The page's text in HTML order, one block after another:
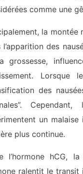
comme une
la montée
l’apparition des
grossesse,
des
un
plus continue.
l’hormone hCG,
ralentit le transit